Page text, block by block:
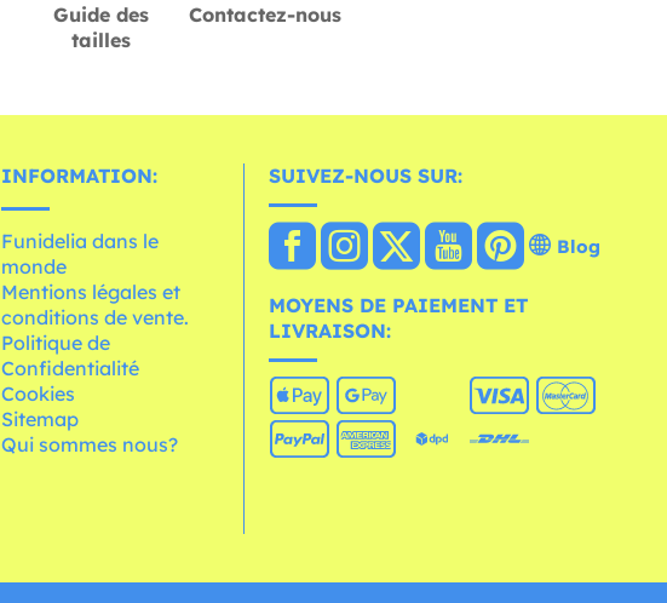
Guide des
tailles
Contactez-nous
INFORMATION:
Funidelia dans le
monde
Mentions légales et
conditions de vente.
Politique de
Confidentialité
Cookies
Sitemap
Qui sommes nous?
SUIVEZ-NOUS SUR:
Blog
MOYENS DE PAIEMENT ET
LIVRAISON: